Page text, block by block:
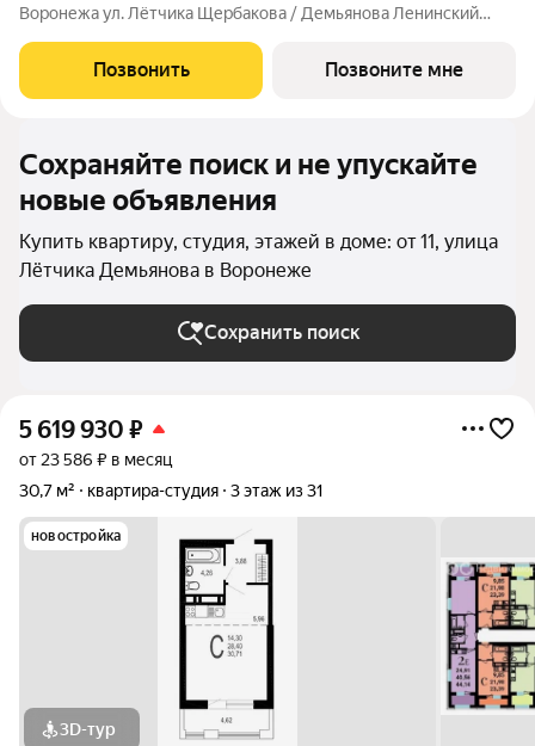
Воронежа ул. Лётчика Щербакова / Демьянова Ленинский
Современный жилой комплекс в тихом центре города. Рядом
цирк, парк им. Дурова, ТЦ,
Позвонить Позвоните мне
Сохраняйте поиск и не упускайте
новые объявления
Купить квартиру, студия, этажей в доме: от 11, улица
Лётчика Демьянова в Воронеже
Сохранить поиск
5 619 930 ₽
от 23 586 ₽ в месяц
30,7 м²
квартира-студия 3 этаж из 31
новостройка
3D-тур